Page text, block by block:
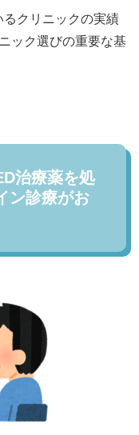
クリニックの実績
ック選びの重要な基
治療薬を処
ン診療がお